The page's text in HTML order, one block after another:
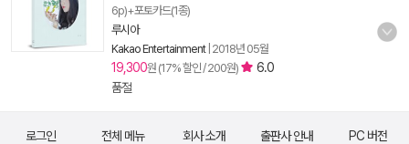
6p)+포토카드(1종)
루시아
Kakao Entertainment| 2018년 05월
19,300원 (17% 할인 / 200원)
6.0
품절
로그인 전체 메뉴 회사 소개 출판사 안내 PC 버전